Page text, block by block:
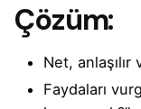
Çözüm:
Net,
Faydaları